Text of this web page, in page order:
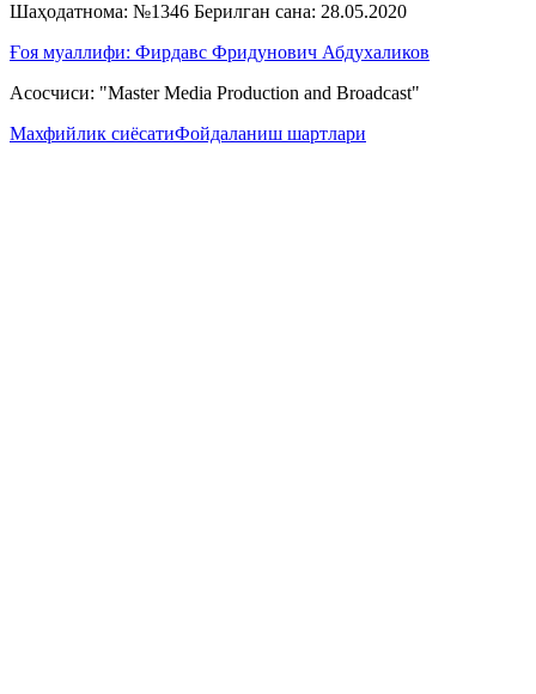
Шаҳодатнома: №1346 Берилган сана: 28.05.2020
Ғоя муаллифи: Фирдавс Фридунович Абдухаликов
Асосчиси: "Master Media Production and Broadcast"
Махфийлик сиёсатиФойдаланиш шартлари